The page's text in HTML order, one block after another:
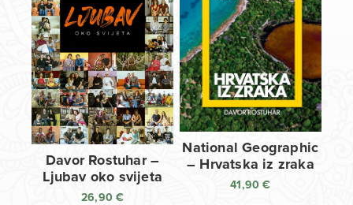
Davor Rostuhar –
Ljubav oko svijeta
26,90€
National Geographic
– Hrvatska iz zraka
41,90€